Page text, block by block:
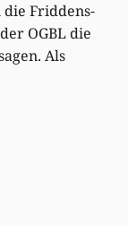
die Friddens-
OGBL die
Als